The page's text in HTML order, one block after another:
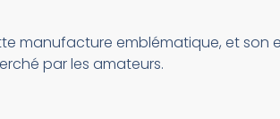
manufacture emblématique, et son
par les amateurs.